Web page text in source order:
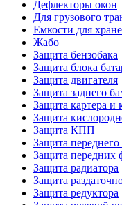
Дефлекторы окон
Для грузового
Емкости для
Жабо
Защита бензобака
Защита блока
Защита двигателя
Защита заднего
Защита картера и
Защита
Защита КПП
Защита переднего
Защита передних
Защита радиатора
Защита
Защита редуктора